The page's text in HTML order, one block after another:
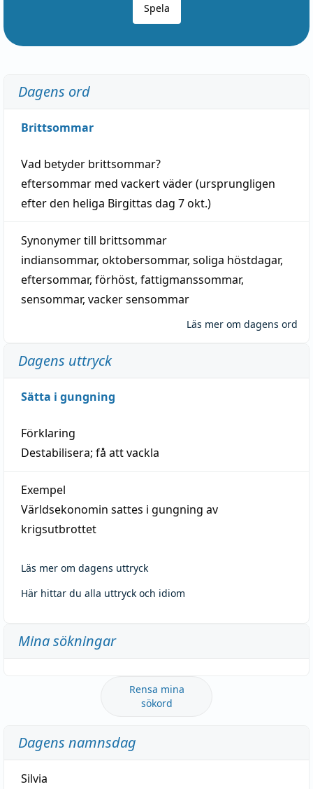
Spela
Dagens ord
Brittsommar
Vad betyder brittsommar?
eftersommar med vackertväder(ursprungligen
efter den heliga Birgittas dag 7 okt.)
Synonymer till brittsommar
indiansommar, oktobersommar, soliga höstdagar,
eftersommar, förhöst, fattigmanssommar,
sensommar, vacker sensommar
Läs mer om dagens ord
Dagens uttryck
Sätta i gungning
Förklaring
Destabilisera; få att vackla
Exempel
Världsekonomin sattes i gungning av
krigsutbrottet
Läs mer om dagens uttryck
Här hittar du alla uttryck och idiom
Mina sökningar
Rensa mina
sökord
Dagens namnsdag
Silvia